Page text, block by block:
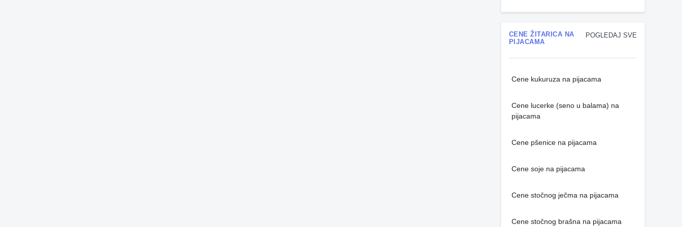
POGLEDAJ SVE
CENE ŽITARICA NA
PIJACAMA
Cene kukuruza na pijacama
Cene lucerke (seno u balama) na
pijacama
Cene pšenice na pijacama
Cene soje na pijacama
Cene stočnog ječma na pijacama
Cene stočnog brašna na pijacama